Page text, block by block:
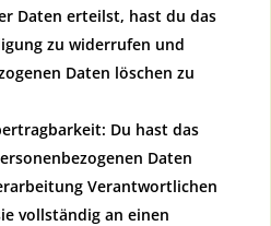
Daten erteilst, hast du das
zu widerrufen und
Daten löschen zu
Du hast das
Daten
Verantwortlichen
vollständig an einen